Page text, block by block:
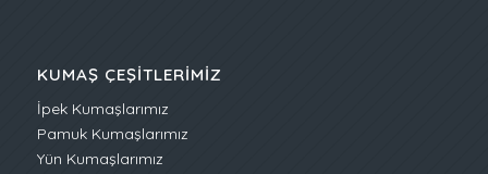
KUMAŞ ÇEŞITLERIMIZ
İpek Kumaşlarımız
Pamuk Kumaşlarımız
Yün Kumaşlarımız